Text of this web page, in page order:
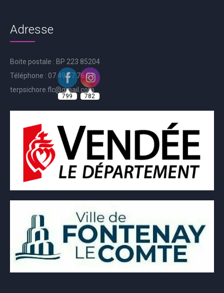
Adresse
Boite postale : BP 223 85204
Téléphone : 07.49.57.76.81
terpsichore.flc@gmail.com
799 782